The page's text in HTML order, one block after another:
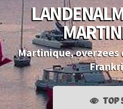
Martinique,
TOP